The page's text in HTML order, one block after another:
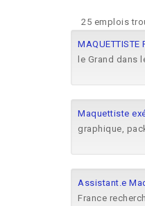
25 emplois
MAQUETTISTE
le Grand dans
Maquettiste
graphique,
Assistant.e
France